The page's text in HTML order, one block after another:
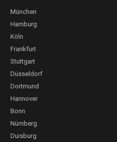
München
Hamburg
Köln
Frankfurt
Stuttgart
Düsseldorf
Dortmund
Hannover
Bonn
Nürnberg
Duisburg